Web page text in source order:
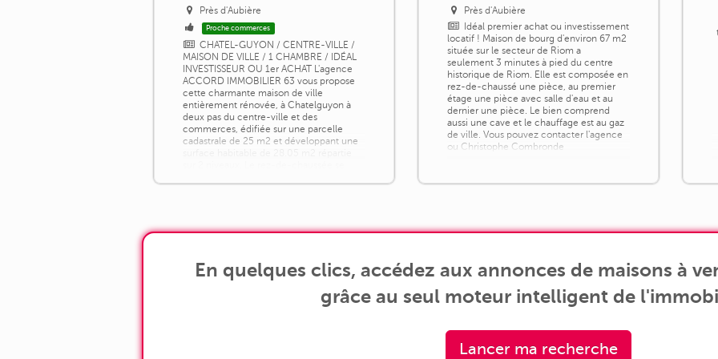
Près d'Aubière
Proche commerces
CHATEL-GUYON / CENTRE-VILLE /
MAISON DE VILLE / 1 CHAMBRE / IDÉAL
INVESTISSEUR OU 1er ACHAT L'agence
ACCORD IMMOBILIER 63 vous propose
cette charmante maison de ville
entièrement rénovée, à Chatelguyon à
deux pas du centre-ville et des
commerces, édifiée sur une parcelle
cadastrale de 25 m2 et développant une
Près d'Aubière
Idéal premier achat ou investissement
locatif ! Maison de bourg d'environ 67 m2
située sur le secteur de Riom a
seulement 3 minutes à pied du centre
historique de Riom. Elle est composée en
rez-de-chaussé une pièce, au premier
étage une pièce avec salle d'eau et au
dernier une pièce. Le bien comprend
aussi une cave et le chauffage est au gaz
de ville. Vous pouvez contacter l'agence
ou Christophe Combronde
En quelques clics, accédez aux annonces de maisons à
grâce au seul moteur intelligent de
Lancer ma recherche